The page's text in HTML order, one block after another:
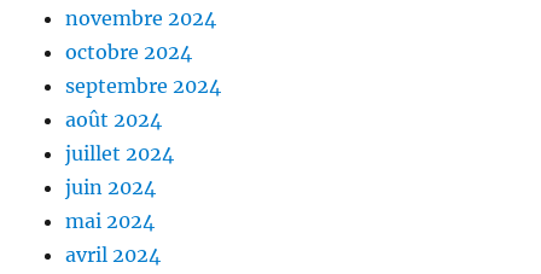
novembre 2024
octobre 2024
septembre 2024
août 2024
juillet 2024
juin 2024
mai 2024
avril 2024